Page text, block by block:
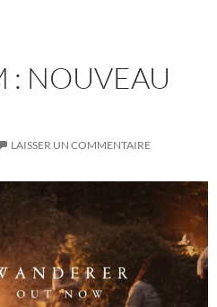
: NOUVEAU
LAISSER UN COMMENTAIRE